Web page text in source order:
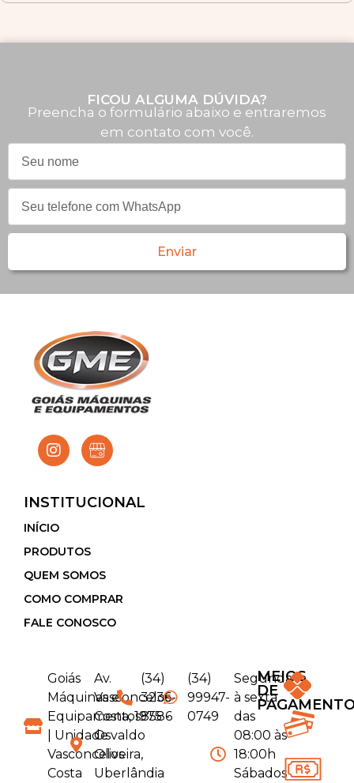
FICOU ALGUMA DÚVIDA?
Preencha o formulário abaixo e entraremos
em contato com você.
Enviar
INSTITUCIONAL
INÍCIO
PRODUTOS
QUEM SOMOS
COMO COMPRAR
FALE CONOSCO
Goiás
Máquinas e
Equipamentos
| Unidade
Vasconcelos
Costa
Av.
Vasconcelos
Costa, 1975 -
Osvaldo
Oliveira,
Uberlândia
(34)
3236-
8586
(34)
99947-
0749
Segunda
à sexta
das
08:00 às
18:00h
Sábados
MEIOS
DE